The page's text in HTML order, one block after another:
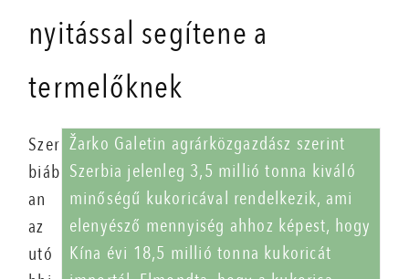
nyitással segítene a
termelőknek
Žarko Galetin agrárközgazdász szerint
Szerbia jelenleg 3,5 millió tonna kiváló
minőségű kukoricával rendelkezik, ami
elenyésző mennyiség ahhoz képest, hogy
Kína évi 18,5 millió tonna kukoricát
Szer
biáb
an
az
utó